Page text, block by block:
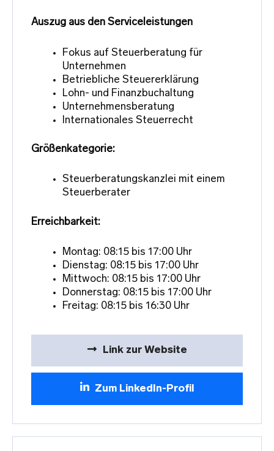
Auszug aus den Serviceleistungen
Fokus auf Steuerberatung für
Unternehmen
Betriebliche Steuererklärung
Lohn- und Finanzbuchaltung
Unternehmensberatung
Internationales Steuerrecht
Größenkategorie:
Steuerberatungskanzlei mit einem
Steuerberater
Erreichbarkeit:
Montag: 08:15 bis 17:00 Uhr
Dienstag: 08:15 bis 17:00 Uhr
Mittwoch: 08:15 bis 17:00 Uhr
Donnerstag: 08:15 bis 17:00 Uhr
Freitag: 08:15 bis 16:30 Uhr
Link zur Website
Zum LinkedIn-Profil